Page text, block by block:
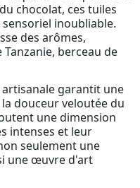
chocolat, ces tuiles
inoubliable.
des arômes,
berceau de
garantit une
douceur veloutée du
une dimension
intenses et leur
seulement une
une œuvre d'art